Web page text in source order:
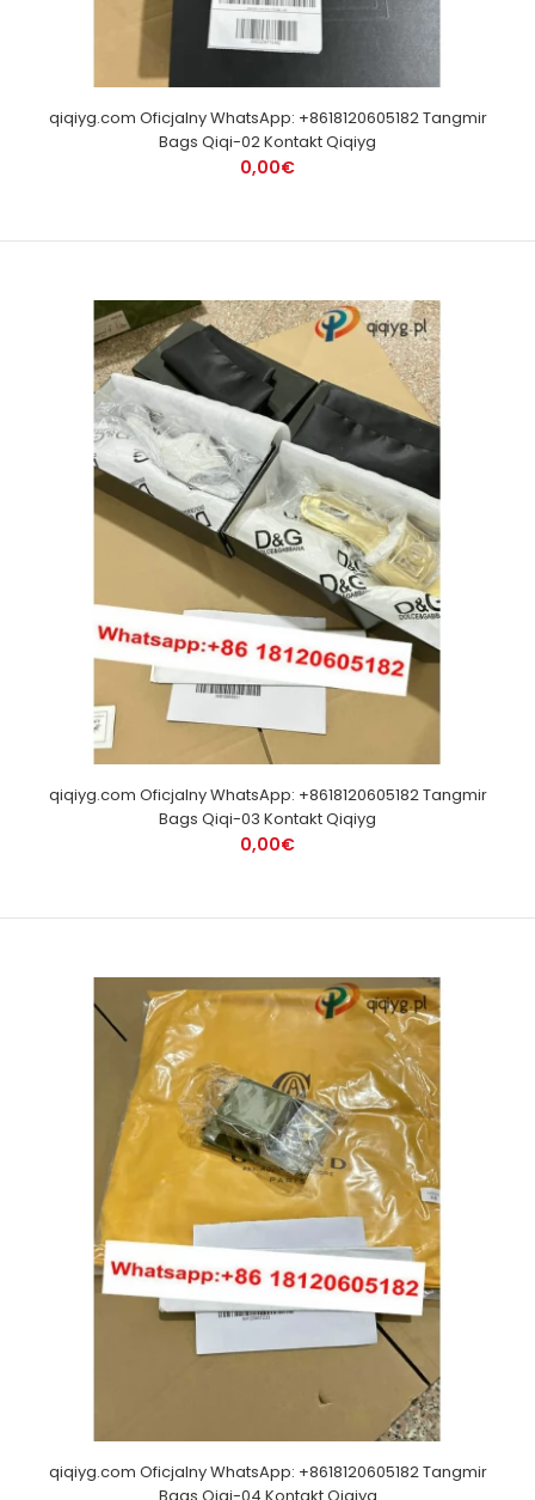
qiqiyg.com Oficjalny WhatsApp: +8618120605182 Tangmir
Bags Qiqi-02 Kontakt Qiqiyg
0,00€
qiqiyg.com Oficjalny WhatsApp: +8618120605182 Tangmir
Bags Qiqi-03 Kontakt Qiqiyg
0,00€
qiqiyg.com Oficjalny WhatsApp: +8618120605182 Tangmir